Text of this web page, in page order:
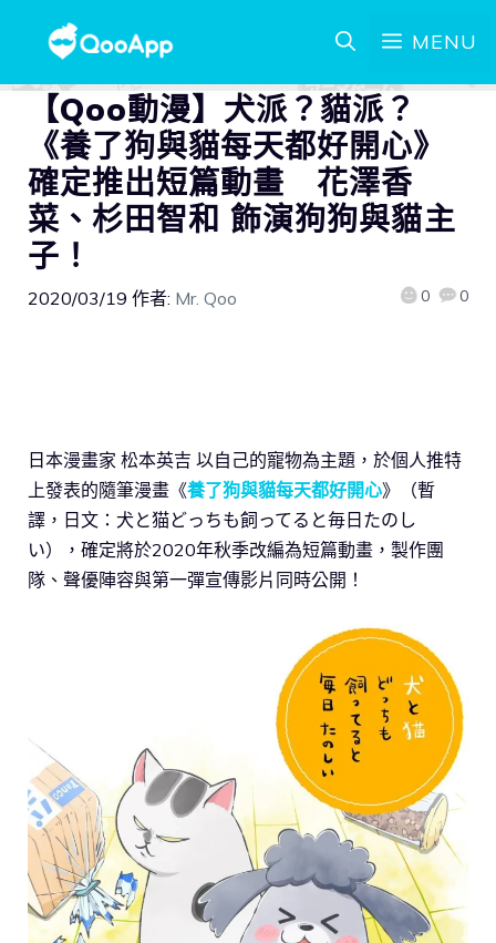
MENU
【Qoo動漫】犬派？貓派？
《養了狗與貓每天都好開心》
確定推出短篇動畫 花澤香
菜、杉田智和 飾演狗狗與貓主
子！
2020/03/19 作者: Mr. Qoo 0 0
日本漫畫家 松本英吉 以自己的寵物為主題，於個人推特
上發表的隨筆漫畫《養了狗與貓每天都好開心》（暫
譯，日文：犬と猫どっちも飼ってると毎日たのし
い），確定將於2020年秋季改編為短篇動畫，製作團
隊、聲優陣容與第一彈宣傳影片同時公開！